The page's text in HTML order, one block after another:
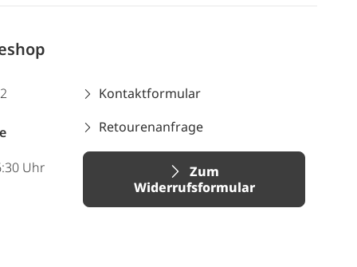
Uhr
Kontaktformular
Retourenanfrage
Zum
Widerrufsformular